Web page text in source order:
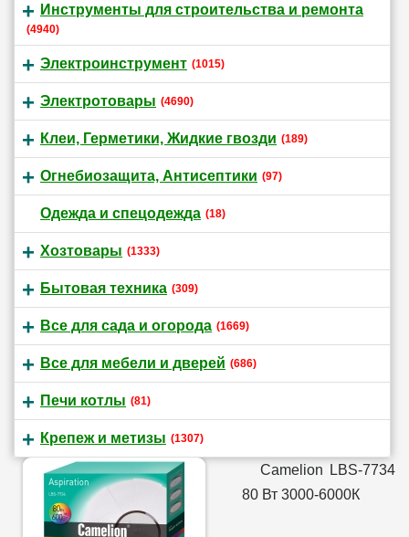
Инструменты для строительства и ремонта
(4940)
Электроинструмент (1015)
Электротовары (4690)
Клеи, Герметики, Жидкие гвозди (189)
Огнебиозащита, Антисептики (97)
Одежда и спецодежда (18)
Хозтовары (1333)
Бытовая техника (309)
Все для сада и огорода (1669)
Все для мебели и дверей (686)
Печи котлы (81)
Крепеж и метизы (1307)
Camelion LBS-7734
80 Вт 3000-6000К